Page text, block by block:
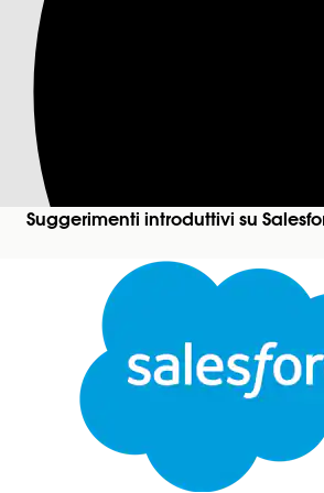
Suggerimenti introduttivi su
Glossario
Questo glossario definisce i
Account
Un account aziendale
sulle singole persone.
Attività
Un evento,
imminenti e
tiene traccia
possono essere
Componente aggiuntivo
Le licenze aggiuntive
estendere il limite della